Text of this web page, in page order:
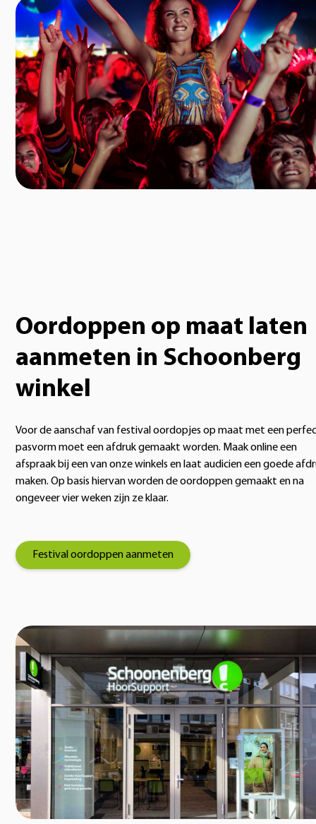
Oordoppen op maat laten
aanmeten in Schoonberg
winkel
Voor de aanschaf van festival oordopjes op maat met een
pasvorm moet een afdruk gemaakt worden. Maak online een
afspraak bij een van onze winkels en laat audicieneen goede
maken. Op basis hiervan worden de oordoppen gemaakt en na
ongeveer vier weken zijn ze klaar.
Festival oordoppen aanmeten